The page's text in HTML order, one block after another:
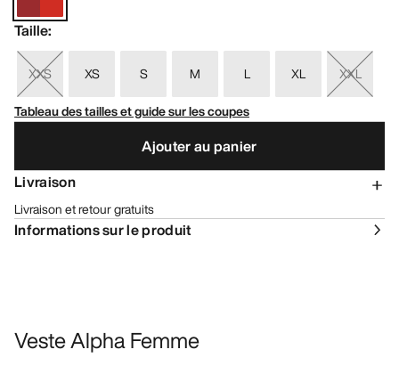
Taille:
XXS XS S M L XL
XXL
Tableau des tailles et guide sur les coupes
Ajouter au panier
Livraison
Livraison et retour gratuits
Informations sur le produit
Veste Alpha Femme